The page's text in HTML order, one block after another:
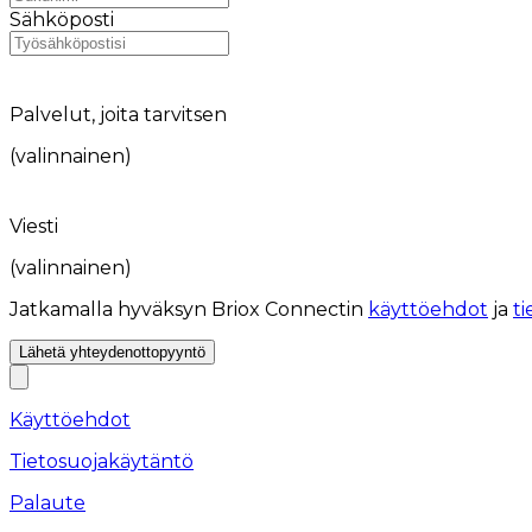
Sähköposti
Palvelut, joita tarvitsen
(valinnainen)
Viesti
(valinnainen)
Jatkamalla hyväksyn Briox Connectin käyttöehdot ja
Lähetä yhteydenottopyyntö
Käyttöehdot
Tietosuojakäytäntö
Palaute